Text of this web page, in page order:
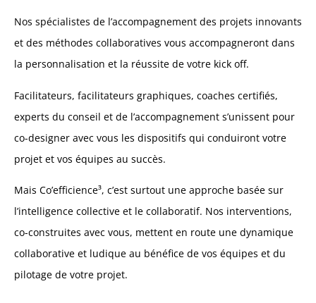
Nos spécialistes de l’accompagnement des projets innovants
et des méthodes collaboratives vous accompagneront dans
la personnalisation et la réussite de votre kick off.
Facilitateurs, facilitateurs graphiques, coaches certifiés,
experts du conseil et de l’accompagnement s’unissent pour
co-designer avec vous les dispositifs qui conduiront votre
projet et vos équipes au succès.
Mais Co’efficience³, c’est surtout une approche basée sur
l’intelligence collective et le collaboratif. Nos interventions,
co-construites avec vous, mettent en route une dynamique
collaborative et ludique au bénéfice de vos équipes et du
pilotage de votre projet.